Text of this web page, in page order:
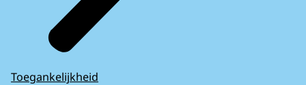
Toegankelijkheid